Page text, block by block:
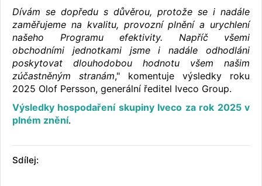
Dívám se dopředu s důvěrou, protože se i nadále
zaměřujeme na kvalitu, provozní plnění a urychlení
našeho Programu efektivity. Napříč všemi
obchodními jednotkami jsme i nadále odhodláni
poskytovat dlouhodobou hodnotu všem našim
zúčastněným stranám," komentuje výsledky roku
2025 Olof Persson, generální ředitel Iveco Group.
Výsledky hospodaření skupiny Iveco za rok 2025 v
plném znění.
Sdílej: